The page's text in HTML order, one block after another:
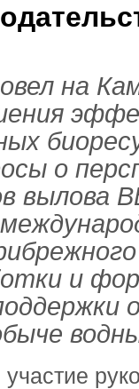
на
о
вылова
и